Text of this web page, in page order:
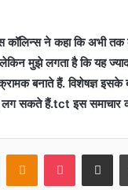
ने कहा कि अभी तक
मुझे लगता है कि यह
बनाते हैं. विशेषज्ञ
लग सकते हैं.tct इस समाचार
VKontakteOdnoklassniki
Pocket Share